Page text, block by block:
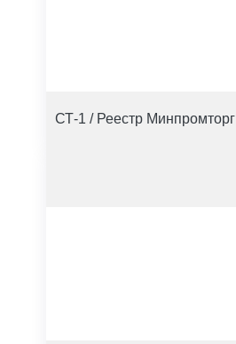
СТ-1 / Реестр Минпромторг